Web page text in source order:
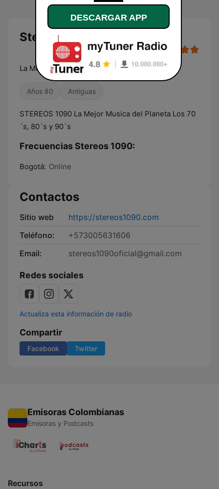
Stereos 1090 en vivo
La Mejor Musica del Planeta
Años 80 Antiguas
STEREOS 1090 La Mejor Musica del Planeta Los 70
´s, 80´s y 90´s
Frecuencias Stereos 1090:
Bogotá: Online
Contactos
Sitio web
https://stereos1090.com
Teléfono:
+573005631606
Email:
stereos1090oficial@gmail.com
Redes sociales
Actualiza esta información de radio
Compartir
Facebook Twitter
Emisoras Colombianas
Emisoras y Podcasts
Recursos
DESCARGAR APP